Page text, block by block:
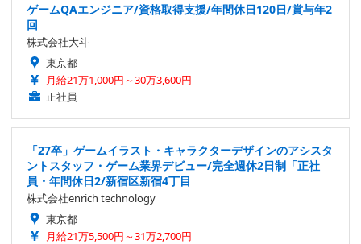
ゲームQAエンジニア/資格取得支援/年間休日120日/賞与年2
回
株式会社大斗
東京都
月給21万1,000円～30万3,600円
正社員
「27卒」ゲームイラスト・キャラクターデザインのアシスタ
ントスタッフ・ゲーム業界デビュー/完全週休2日制「正社
員・年間休日2/新宿区新宿4丁目
株式会社enrich technology
東京都
月給21万5,500円～31万2,700円